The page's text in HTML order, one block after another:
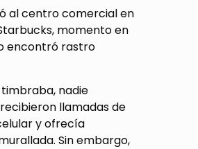
al centro comercial en
momento en
encontró rastro
nadie
llamadas de
y ofrecía
Sin embargo,